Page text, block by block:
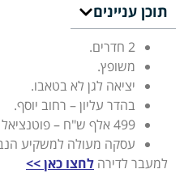
תוכן עניינים
2 חדרים.
משופץ.
יציאה לגן לא בטאבו.
בהדר עליון – רחוב יוסף.
499 אלף ש"ח – פוטנציאל השכרה 2200 ומעלה.
עסקה מעולה למשקיע
למעבר לדירה לחצו כאן >>